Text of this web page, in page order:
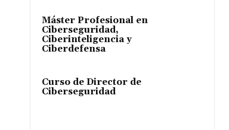
Máster Profesional en
Ciberseguridad,
Ciberinteligencia y
Ciberdefensa
Curso de Director de
Ciberseguridad